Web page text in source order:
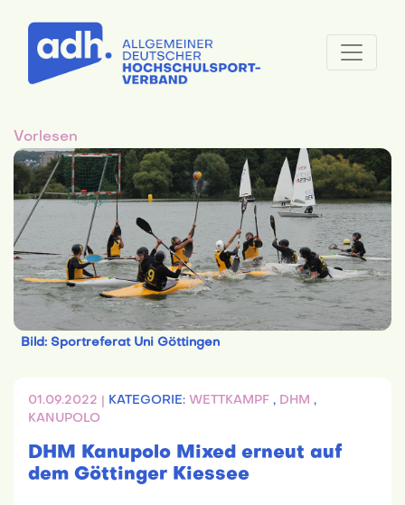
Vorlesen
Bild: Sportreferat Uni Göttingen
01.09.2022 | KATEGORIE: WETTKAMPF , DHM ,
KANUPOLO
DHM Kanupolo Mixed erneut auf
dem Göttinger Kiessee